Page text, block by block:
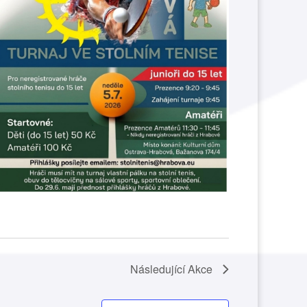
NásledujícíAkce